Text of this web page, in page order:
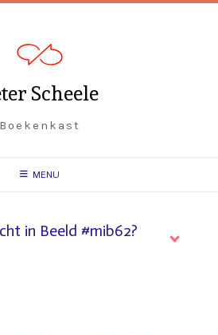
Scheele
Boekenkast
MENU
in Beeld #mib62?